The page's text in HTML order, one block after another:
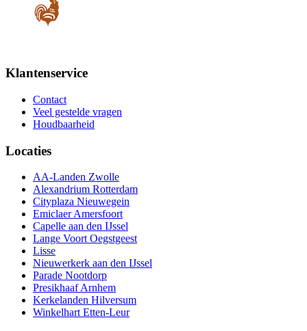
Klantenservice
Contact
Veel gestelde vragen
Houdbaarheid
Locaties
AA-Landen Zwolle
Alexandrium Rotterdam
Cityplaza Nieuwegein
Emiclaer Amersfoort
Capelle aan den IJssel
Lange Voort Oegstgeest
Lisse
Nieuwerkerk aan den IJssel
Parade Nootdorp
Presikhaaf Arnhem
Kerkelanden Hilversum
Winkelhart Etten-Leur